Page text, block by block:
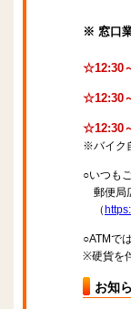
※ 窓口
☆12:30
☆12:30
☆12:30
※バイク
○いつも
郵便局
（
○ATMで
※硬貨を
お知